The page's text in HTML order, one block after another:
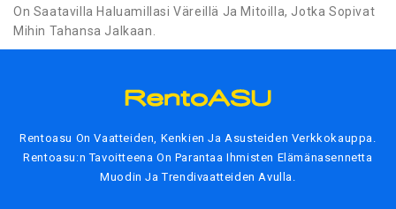
On Saatavilla Haluamillasi Väreillä Ja Mitoilla, Jotka Sopivat
Mihin Tahansa Jalkaan.
Rentoasu On Vaatteiden, Kenkien Ja Asusteiden Verkkokauppa.
Rentoasu:n Tavoitteena On Parantaa Ihmisten Elämänasennetta
Muodin Ja Trendivaatteiden Avulla.